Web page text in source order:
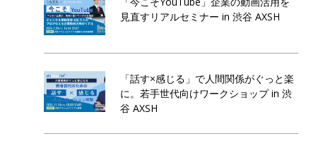
見直すリアルセミナー in 渋谷 AXSH
「話す×感じる」で人間関係がぐっと楽
に。若手世代向けワークショップ in 渋
谷 AXSH